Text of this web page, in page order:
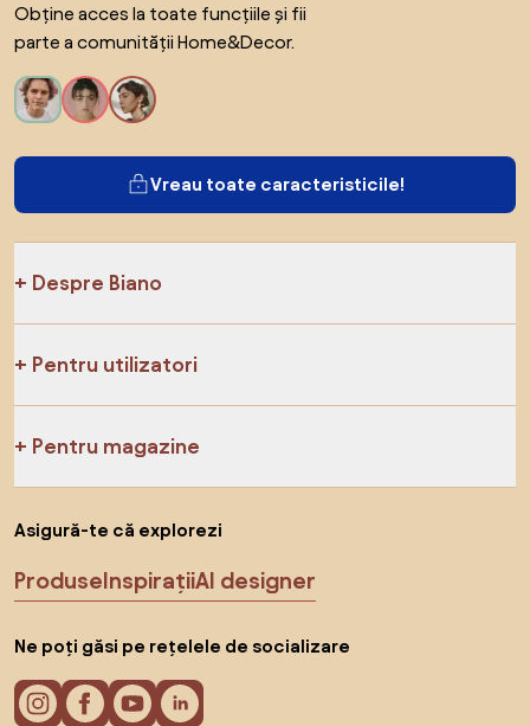
Obține acces la toate funcțiile și fii
parte a comunității Home&Decor.
Vreau toate caracteristicile!
Despre Biano
Pentru utilizatori
Pentru magazine
Asigură-te că explorezi
ProduseInspirațiiAI designer
Ne poți găsi pe rețelele de socializare